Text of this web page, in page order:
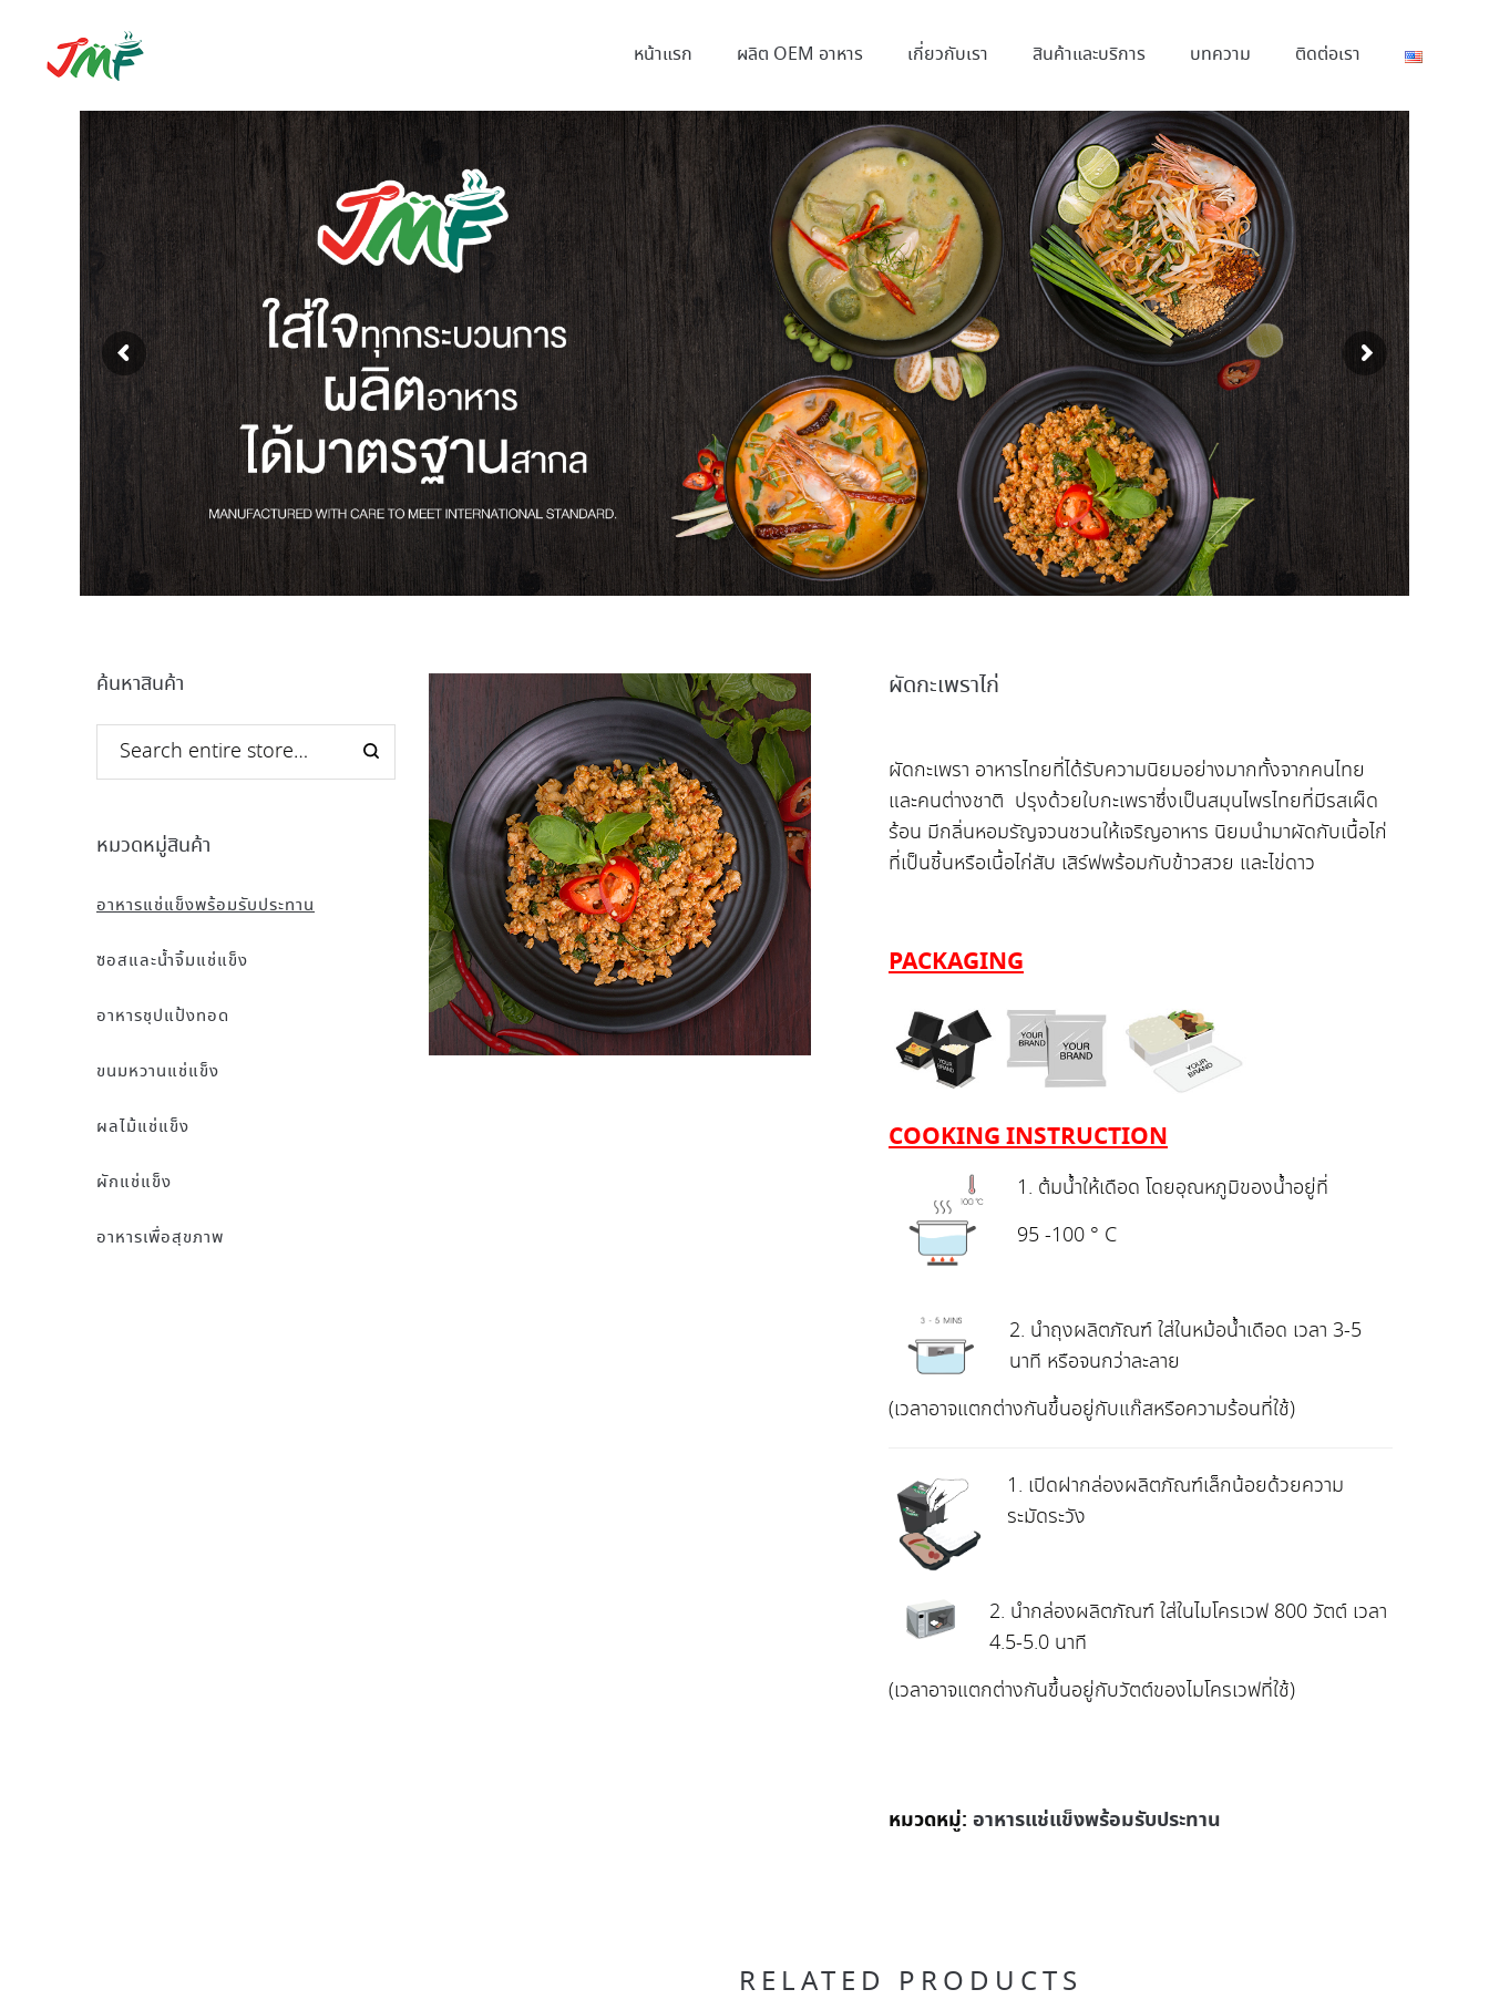
หน้าแรก ผลิต OEM อาหาร เกี่ยวกับเรา สินค้าและบริการ บทความ ติดต่อเรา
ผัดกะเพราไก่
ผัดกะเพรา อาหารไทยที่ได้รับความนิยมอย่างมากทั้งจากคนไทย
และคนต่างชาติ ปรุงด้วยใบกะเพราซึ่งเป็นสมุนไพรไทยที่มีรสเผ็ด
ร้อน มีกลิ่นหอมรัญจวนชวนให้เจริญอาหาร นิยมนำมาผัดกับเนื้อไก่
ที่เป็นชิ้นหรือเนื้อไก่สับ เสิร์ฟพร้อมกับข้าวสวย และไข่ดาว
PACKAGING
COOKING INSTRUCTION
1. ต้มน้ำให้เดือด โดยอุณหภูมิของน้ำอยู่ที่
95 -100 ° C
2. นำถุงผลิตภัณฑ์ ใส่ในหม้อน้ำเดือด เวลา 3-5
นาที หรือจนกว่าละลาย
(เวลาอาจแตกต่างกันขึ้นอยู่กับแก๊สหรือความร้อนที่ใช้)
1. เปิดฝากล่องผลิตภัณฑ์เล็กน้อยด้วยความ
ระมัดระวัง
2. นำกล่องผลิตภัณฑ์ ใส่ในไมโครเวฟ 800 วัตต์ เวลา
4.5-5.0 นาที
(เวลาอาจแตกต่างกันขึ้นอยู่กับวัตต์ของไมโครเวฟที่ใช้)
หมวดหมู่: อาหารแช่แข็งพร้อมรับประทาน
RELATED PRODUCTS
ค้นหาสินค้า
หมวดหมู่สินค้า
อาหารแช่แข็งพร้อมรับประทาน
ซอสและน้ำจิ้มแช่แข็ง
อาหารชุปแป้งทอด
ขนมหวานแช่แข็ง
ผลไม้แช่แข็ง
ผักแช่แข็ง
อาหารเพื่อสุขภาพ